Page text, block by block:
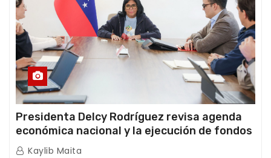
Presidenta Delcy Rodríguez revisa agenda
económica nacional y la ejecución de fondos
de emergencia post-sismos
Kaylib Maita